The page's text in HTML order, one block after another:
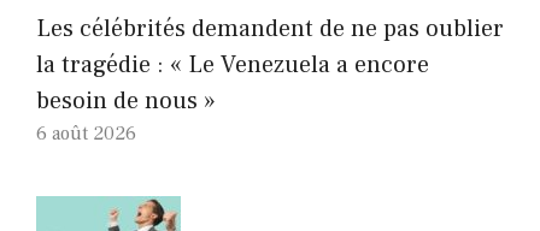
Les célébrités demandent de ne pas oublier
la tragédie : « Le Venezuela a encore
besoin de nous »
6 août 2026